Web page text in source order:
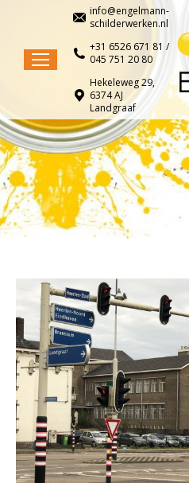
info@engelmann-
schilderwerken.nl
+31 6526 671 81 /
045 751 20 80
Hekeleweg 29,
6374 AJ
Landgraaf